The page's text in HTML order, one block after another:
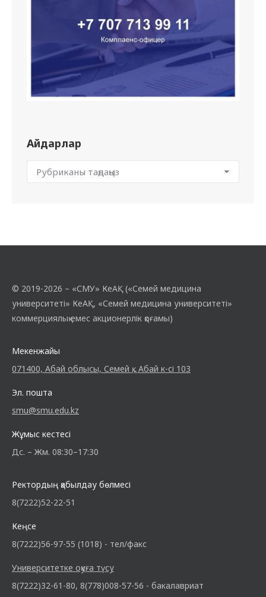
Айдарлар
© 2019-2026 – «СМУ» КеАҚ («Семей медицина
университеті» КеАҚ, «Семей медицина университеті»
коммерциялық емес акционерлік қоғамы)
Мекенжайы
071400, Абай облысы, Семей қ., Абай к-сі 103
Эл. пошта
smu@smu.edu.kz
Жұмыс кестесі
Дс. – Жм. 08:30–17:30
Ректордың қабылдау бөлмесі
8(7222)52-22-51
Кеңсе
8(7222)56-97-55 (1018) - тел/факс
Университетке оқуға түсу
8(7222)32-61-80, 8(778)008-57-56 - бакалавриат